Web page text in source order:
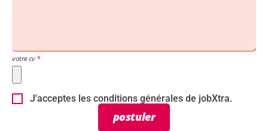
votre cv
J'acceptes les conditions générales de jobXtra.
postuler